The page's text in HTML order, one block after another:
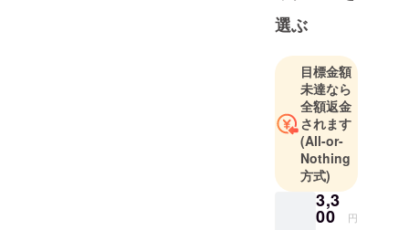
とが主な目
プライム
ミューズの
新しい占い
道具を是非
手にしてみ
てくださ
い。
選ぶ
目標金額
未達なら
全額返金
されます
(All-or-
Nothing
方式)
3,3
00 円